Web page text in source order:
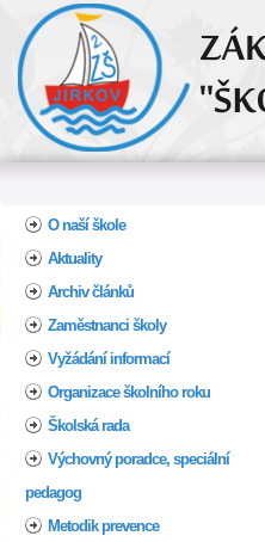
O naší škole
Aktuality
Archiv článků
Zaměstnanci školy
Vyžádání informací
Organizace školního roku
Školská rada
Výchovný poradce, speciální
pedagog
Metodik prevence